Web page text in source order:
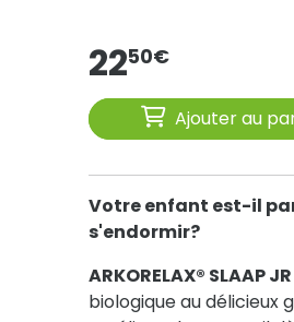
2250€
Ajouter au
Votre enfant est-il
s'endormir?
ARKORELAX® SLAAP
biologique au